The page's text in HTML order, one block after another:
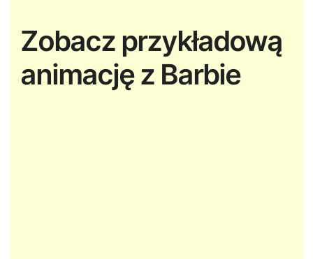
Zobacz przykładową
animację z Barbie